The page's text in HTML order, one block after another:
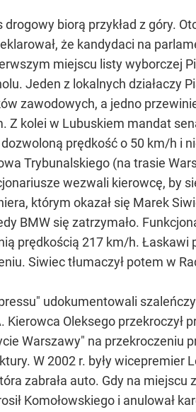
biorą przykład z góry.
że kandydaci na
miejscu listy wyborczej
Jeden z lokalnych działaczy
zawodowych, a jedno
Z kolei w Lubuskiem mandat
prędkość o 50 km/h i
Trybunalskiego (na trasie
wezwali kierowcę, by
którym okazał się Marek
BMW się zatrzymało.
prędkością 217 km/h.
Siwiec tłumaczył potem w
udokumentowali
Oleksego przekroczył
Warszawy" na przekroczeniu
W 2002 r. były wicepremier
zabrała auto. Gdy na miejscu
Komołowskiego i anulował